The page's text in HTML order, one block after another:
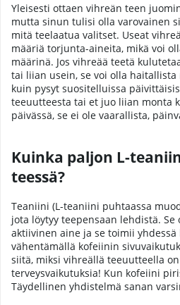
Yleisesti ottaen vihreän teen
mutta sinun tulisi olla varovainen
mitä teelaatua valitset. Useat
määriä torjunta-aineita, mikä voi
määrinä. Jos vihreää teetä
tai liian usein, se voi olla
kuin pysyt suositelluissa
teeuutteesta tai et juo liian monta
päivässä, se ei ole vaarallista,
Kuinka paljon L-
teessä?
Teaniini (L-teaniini puhtaassa
jota löytyy teepensaan lehdistä. Se
aktiivinen aine ja se toimii yhdessä
vähentämällä kofeiinin
siitä, miksi vihreällä teeuutteella
terveysvaikutuksia! Kun kofeiini
Täydellinen yhdistelmä sanan